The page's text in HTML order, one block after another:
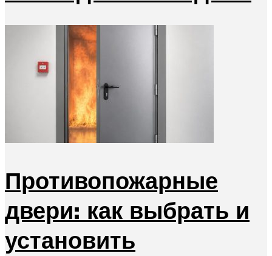
Противопожарные
двери: как выбрать и
установить